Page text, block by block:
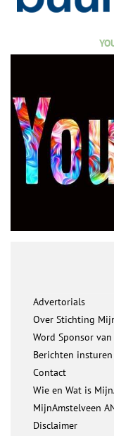
Advertorials
Over Stichting
Word Sponsor
Berichten insturen
Contact
Wie en Wat is
MijnAmstelveen
Disclaimer